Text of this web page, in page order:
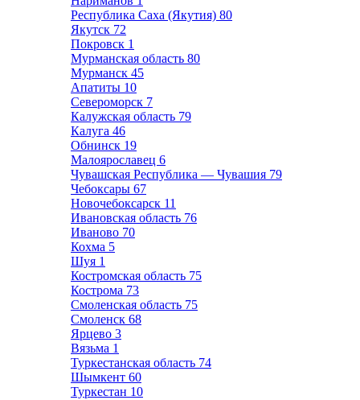
Республика Саха (Якутия) 80
Якутск 72
Покровск 1
Мурманская область 80
Мурманск 45
Апатиты 10
Североморск 7
Калужская область 79
Калуга 46
Обнинск 19
Малоярославец 6
Чувашская Республика — Чувашия 79
Чебоксары 67
Новочебоксарск 11
Ивановская область 76
Иваново 70
Кохма 5
Шуя 1
Костромская область 75
Кострома 73
Смоленская область 75
Смоленск 68
Ярцево 3
Вязьма 1
Туркестанская область 74
Шымкент 60
Туркестан 10